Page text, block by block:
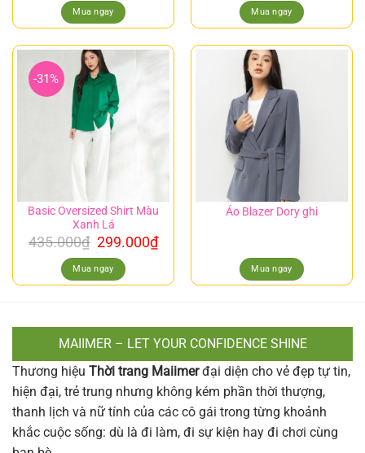
Mua ngay Mua ngay
-31%
Basic Oversized Shirt Màu
Xanh Lá
435.000₫ 299.000₫
Mua ngay
Áo Blazer Dory ghi
Mua ngay
MAIIMER – LET YOUR CONFIDENCE SHINE
Thương hiệu Thời trang Maiimerđại diện cho vẻ đẹp tự tin,
hiện đại, trẻ trung nhưng không kém phần thời thượng,
thanh lịch và nữ tính của các cô gái trong từng khoảnh
khắc cuộc sống: dù là đi làm, đi sự kiện hay đi chơi cùng